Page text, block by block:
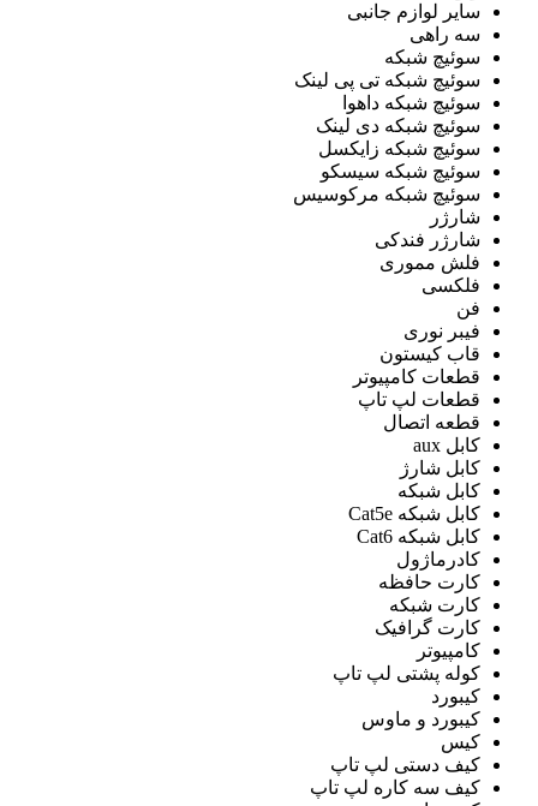
سایر لوازم جانبی
سه راهی
سوئیچ شبکه
سوئیچ شبکه تی پی لینک
سوئیچ شبکه داهوا
سوئیچ شبکه دی لینک
سوئیچ شبکه زایکسل
سوئیچ شبکه سیسکو
سوئیچ شبکه مرکوسیس
شارژر
شارژر فندکی
فلش مموری
فلکسی
فن
فیبر نوری
قاب کیستون
قطعات کامپیوتر
قطعات لپ تاپ
قطعه اتصال
کابل aux
کابل شارژ
کابل شبکه
کابل شبکه Cat5e
کابل شبکه Cat6
کادرماژول
کارت حافظه
کارت شبکه
کارت گرافیک
کامپیوتر
کوله پشتی لپ تاپ
کیبورد
کیبورد و ماوس
کیس
کیف دستی لپ تاپ
کیف سه کاره لپ تاپ